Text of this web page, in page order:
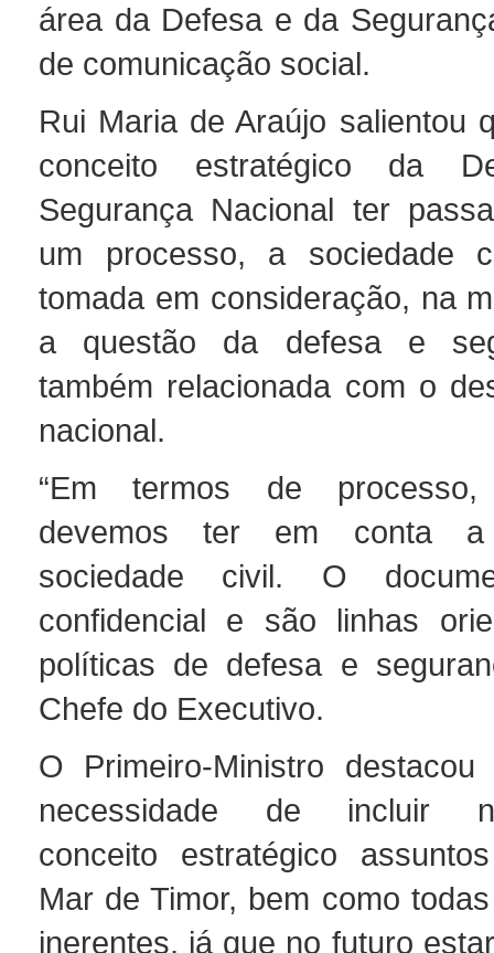
área da Defesa e da
de comunicação social.
Rui Maria de Araújo salientou
conceito estratégico da
Segurança Nacional ter
um processo, a sociedade
tomada em consideração, na
a questão da defesa e
também relacionada com o
nacional.
“Em termos de
devemos ter em conta
sociedade civil. O
confidencial e são linhas
políticas de defesa e
Chefe do Executivo.
O Primeiro-Ministro destacou
necessidade de incluir
conceito estratégico
Mar de Timor, bem como
inerentes, já que no futuro